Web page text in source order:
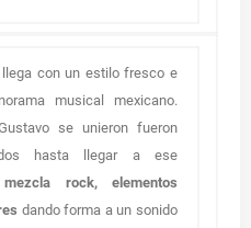
con un estilo fresco e
musical mexicano.
se unieron fueron
hasta llegar a ese
rock, elementos
dando forma a un sonido